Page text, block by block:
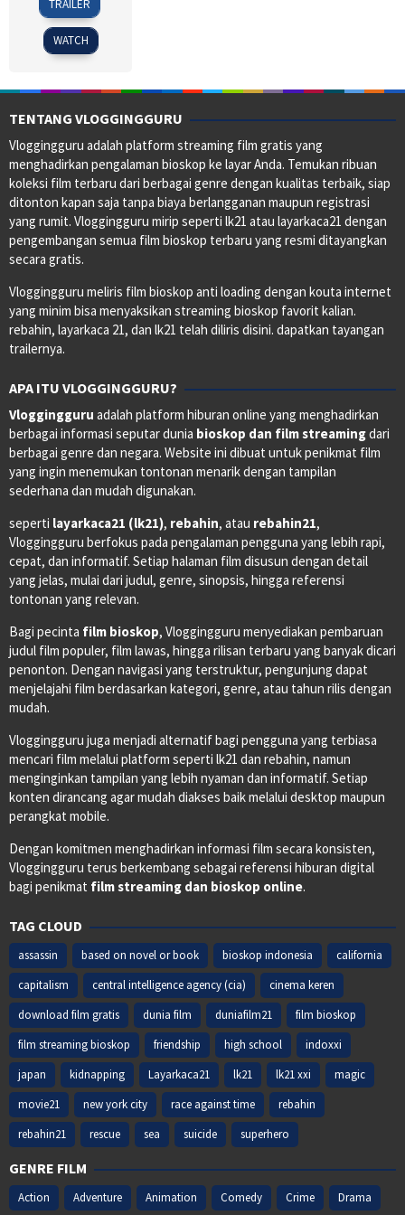
Mar
2010
DeBlois
TRAILER
WATCH
TENTANG VLOGGINGGURU
Vloggingguru adalah platform streaming film gratis yang
menghadirkan pengalaman bioskop ke layar Anda. Temukan ribuan
koleksi film terbaru dari berbagai genre dengan kualitas terbaik, siap
ditonton kapan saja tanpa biaya berlangganan maupun registrasi
yang rumit. Vloggingguru mirip seperti lk21 atau layarkaca21 dengan
pengembangan semua film bioskop terbaru yang resmi ditayangkan
secara gratis.
Vloggingguru meliris film bioskop anti loading dengan kouta internet
yang minim bisa menyaksikan streaming bioskop favorit kalian.
rebahin, layarkaca 21, dan lk21 telah diliris disini. dapatkan tayangan
trailernya.
APA ITU VLOGGINGGURU?
Vloggingguru adalah platform hiburan online yang menghadirkan
berbagai informasi seputar dunia bioskop dan film streamingdari
berbagai genre dan negara. Website ini dibuat untuk penikmat film
yang ingin menemukan tontonan menarik dengan tampilan
sederhana dan mudah digunakan.
seperti layarkaca21 (lk21), rebahin, atau rebahin21,
Vloggingguru berfokus pada pengalaman pengguna yang lebih rapi,
cepat, dan informatif. Setiap halaman film disusun dengan detail
yang jelas, mulai dari judul, genre, sinopsis, hingga referensi
tontonan yang relevan.
Bagi pecinta film bioskop, Vloggingguru menyediakan pembaruan
judul film populer, film lawas, hingga rilisan terbaru yang banyak dicari
penonton. Dengan navigasi yang terstruktur, pengunjung dapat
menjelajahi film berdasarkan kategori, genre, atau tahun rilis dengan
mudah.
Vloggingguru juga menjadi alternatif bagi pengguna yang terbiasa
mencari film melalui platform seperti lk21 dan rebahin, namun
menginginkan tampilan yang lebih nyaman dan informatif. Setiap
konten dirancang agar mudah diakses baik melalui desktop maupun
perangkat mobile.
Dengan komitmen menghadirkan informasi film secara konsisten,
Vloggingguru terus berkembang sebagai referensi hiburan digital
bagi penikmat film streaming dan bioskop online.
TAG CLOUD
assassin based on novel or book bioskop indonesia
california
capitalism
central intelligence agency (cia)
cinema keren
download film gratis
dunia film duniafilm21
film bioskop
film streaming bioskop
friendship high school
indoxxi
japan
kidnapping Layarkaca21 lk21 lk21 xxi
magic
movie21
new york city race against time
rebahin
rebahin21
rescue sea suicide superhero
GENRE FILM
Action Adventure Animation Comedy Crime Drama